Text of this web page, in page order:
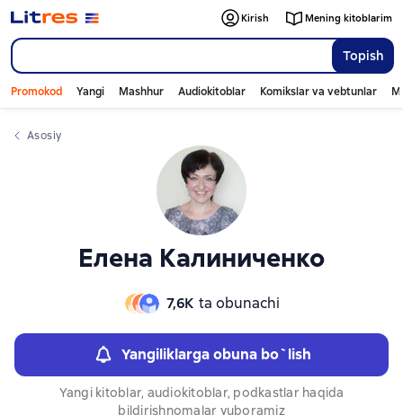
Topish
Kirish Mening kitoblarim
Promokod Yangi Mashhur Audiokitoblar Komikslar va vebtunlar
Asosiy
Елена Калиниченко
7,6К ta obunachi
Yangiliklarga obuna bo`lish
Yangi kitoblar, audiokitoblar, podkastlar haqida
bildirishnomalar yuboramiz
Слайдер с книгами